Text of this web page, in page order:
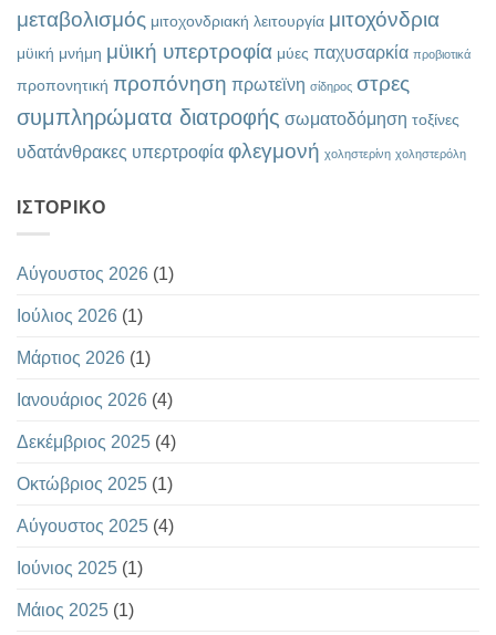
μεταβολισμός μιτοχονδριακή λειτουργία μιτοχόνδρια
μϋική μνήμη μϋική υπερτροφία μύες παχυσαρκία προβιοτικά
προπονητική προπόνηση πρωτεϊνη σίδηρος στρες
συμπληρώματα διατροφής σωματοδόμηση τοξίνες
υδατάνθρακες υπερτροφία φλεγμονή χοληστερίνη χοληστερόλη
ΙΣΤΟΡΙΚΌ
Αύγουστος 2026 (1)
Ιούλιος 2026 (1)
Μάρτιος 2026 (1)
Ιανουάριος 2026 (4)
Δεκέμβριος 2025 (4)
Οκτώβριος 2025 (1)
Αύγουστος 2025 (4)
Ιούνιος 2025 (1)
Μάιος 2025 (1)